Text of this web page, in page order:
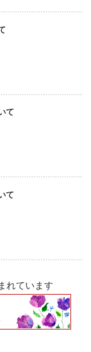
て
て
れています